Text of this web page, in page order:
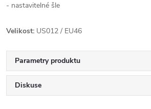
- nastavitelné šle
Velikost: US012 / EU46
Parametry produktu
Diskuse